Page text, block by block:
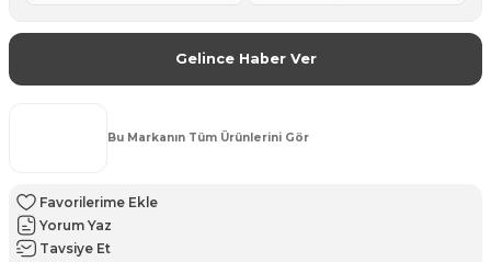
Gelince Haber Ver
Bu Markanın Tüm Ürünlerini Gör
Yorum Yaz
Tavsiye Et